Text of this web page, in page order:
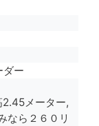
ダー
メーター,
なら２６０リ